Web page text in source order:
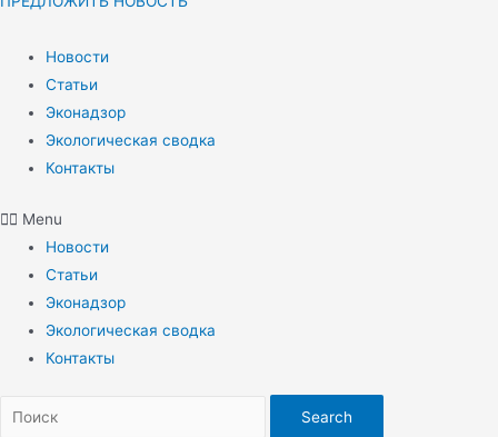
Новости
Статьи
Эконадзор
Экологическая сводка
Контакты
Menu
Новости
Статьи
Эконадзор
Экологическая сводка
Контакты
Search